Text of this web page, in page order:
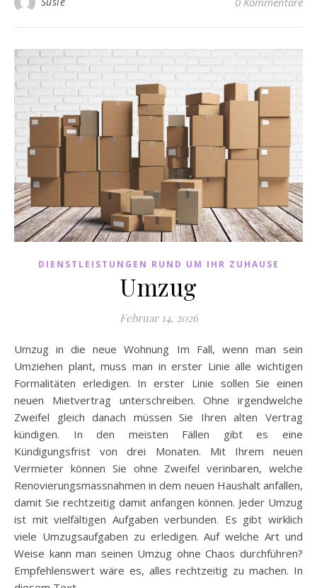
DIENSTLEISTUNGEN RUND UM IHR ZUHAUSE
Umzug
Februar 14, 2026
Umzug in die neue Wohnung Im Fall, wenn man sein
Umziehen plant, muss man in erster Linie alle wichtigen
Formalitäten erledigen. In erster Linie sollen Sie einen
neuen Mietvertrag unterschreiben. Ohne irgendwelche
Zweifel gleich danach müssen Sie Ihren alten Vertrag
kündigen. In den meisten Fällen gibt es eine
Kündigungsfrist von drei Monaten. Mit Ihrem neuen
Vermieter können Sie ohne Zweifel verinbaren, welche
Renovierungsmassnahmen in dem neuen Haushalt anfallen,
damit Sie rechtzeitig damit anfangen können. Jeder Umzug
ist mit vielfältigen Aufgaben verbunden. Es gibt wirklich
viele Umzugsaufgaben zu erledigen. Auf welche Art und
Weise kann man seinen Umzug ohne Chaos durchführen?
Empfehlenswert wäre es, alles rechtzeitig zu machen. In